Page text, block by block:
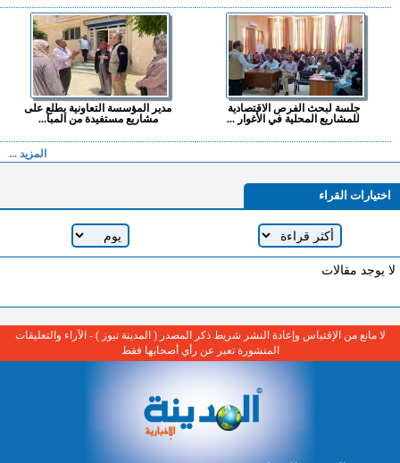
جلسة لبحث الفرص الاقتصادية
للمشاريع المحلية في الأغوار ...
مدير المؤسسة التعاونية يطلع على
مشاريع مستفيدة من المبا...
المزيد ...
اختيارات القراء
لا يوجد مقالات
لا مانع من الإقتباس وإعادة النشر شريط ذكر المصدر ( المدينة نيوز ) - الآراء والتعليقات
المنشورة تعبر عن رأي أصحابها فقط